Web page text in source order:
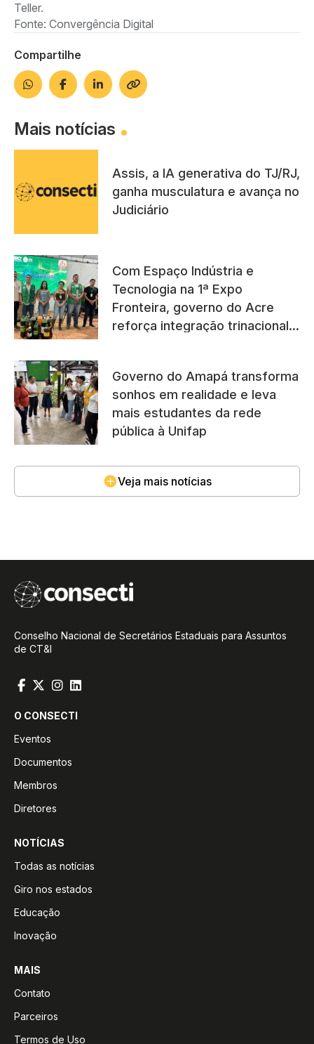
Teller.
Fonte: Convergência Digital
Compartilhe
Mais notícias
Assis, a IA generativa do TJ/RJ,
ganha musculatura e avança no
Judiciário
Com Espaço Indústria e
Tecnologia na 1ª Expo
Fronteira, governo do Acre
reforça integração trinacional
Governo do Amapá transforma
sonhos em realidade e leva
mais estudantes da rede
pública à Unifap
Veja mais notícias
Conselho Nacional de Secretários Estaduais para Assuntos
de CT&I
O CONSECTI
Eventos
Documentos
Membros
Diretores
NOTÍCIAS
Todas as notícias
Giro nos estados
Educação
Inovação
MAIS
Contato
Parceiros
Termos de Uso